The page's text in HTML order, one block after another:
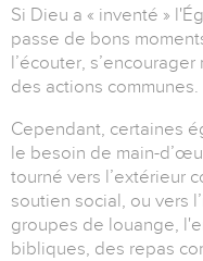
Si Dieu a « inventé »
passe de bons
l’écouter,
des actions communes.
Cependant, certaines
le besoin de main-
tourné vers l’extérieur
soutien social, ou vers
groupes de louange,
bibliques, des repas